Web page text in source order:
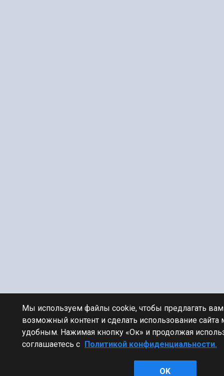
Мы используем файлы cookie, чтобы предлагать
возможный контент и сделать использование сайта
удобным. Нажимая кнопку «Ок» и продолжая
соглашаетесь с Политикой конфиденциальности.
OK